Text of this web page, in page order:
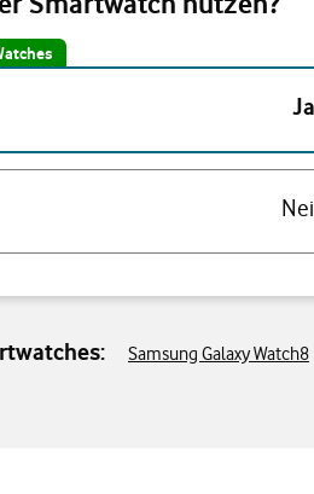
Ja
Samsung Galaxy Watch8